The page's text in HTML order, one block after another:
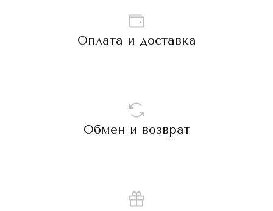
Оплата и доставка
Обмен и возврат